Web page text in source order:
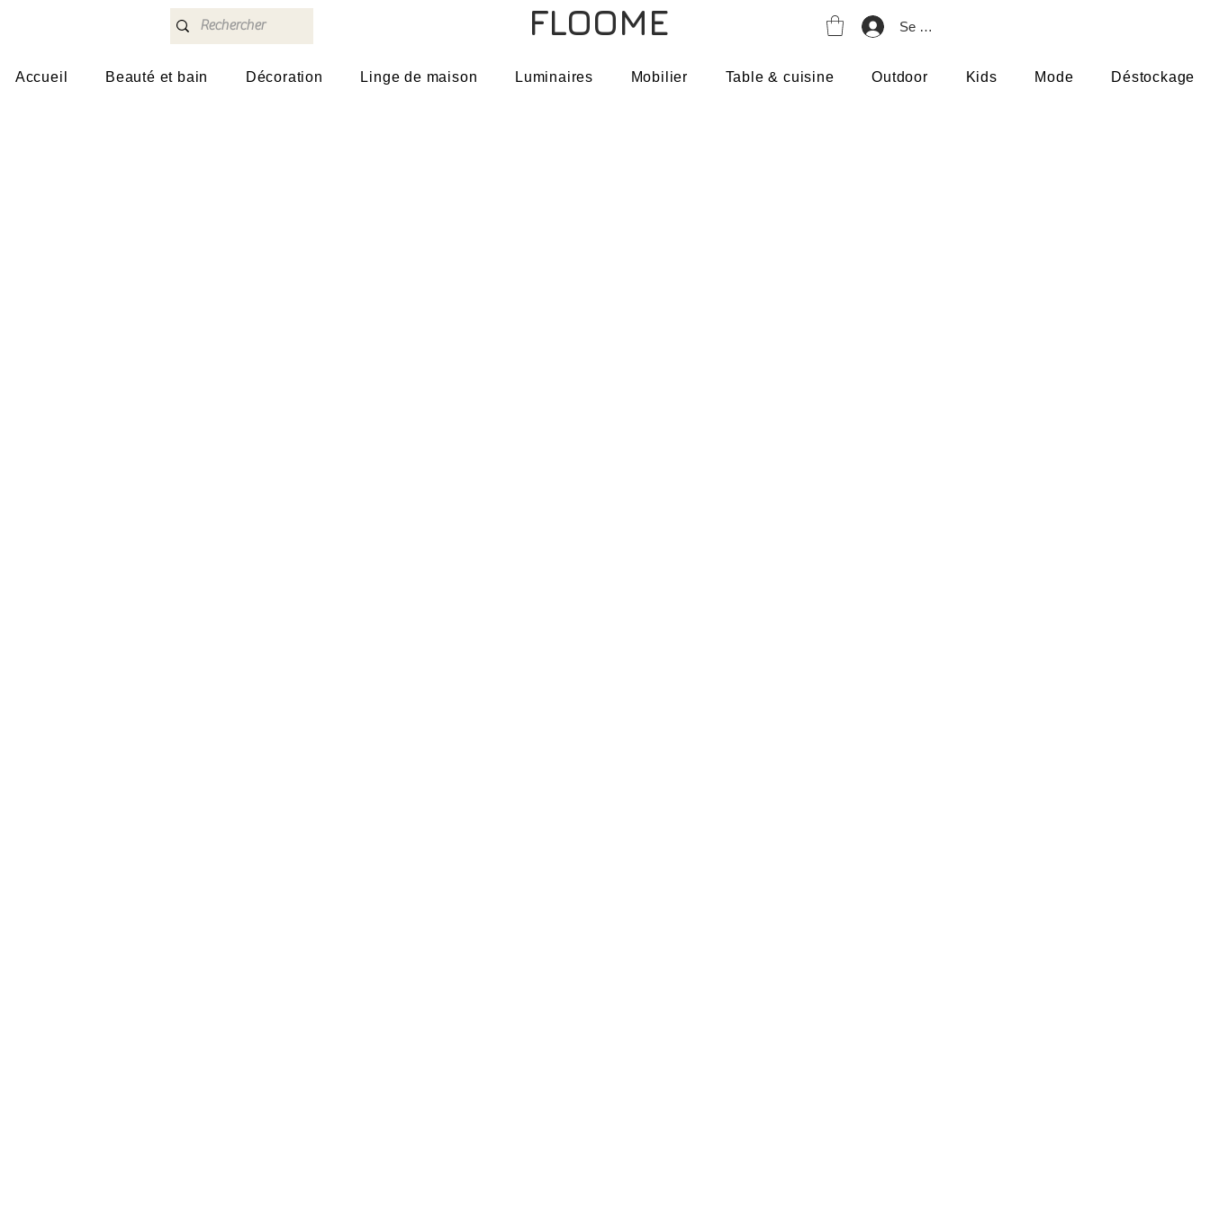
FLOOME Se connecter
Accueil Beauté et bain Décoration Linge de maison Luminaires Mobilier Table & cuisine Outdoor Kids Mode Déstockage